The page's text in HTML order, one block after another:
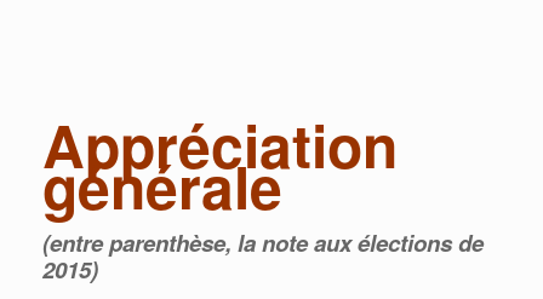
Appréciation
générale
(entre parenthèse, la note aux élections de
2015)